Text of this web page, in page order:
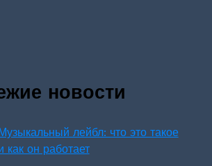
новости
лейбл: что это такое
как он работает